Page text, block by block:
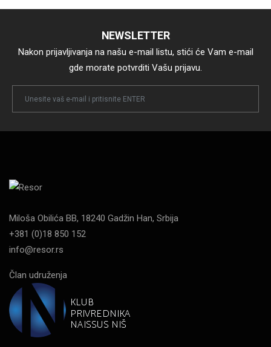
NEWSLETTER
Nakon prijavljivanja na našu e-mail listu, stići će Vam e-mail
gde morate potvrditi Vašu prijavu.
Miloša Obilića BB, 18240 Gadžin Han, Srbija
+381 (0)18 850 152
info@resor.rs
Član udruženja